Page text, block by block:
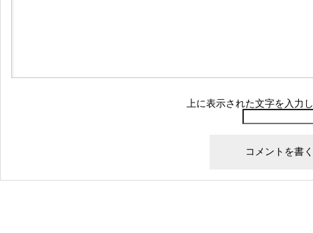
上に表示された文字を入力